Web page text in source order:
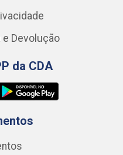
e Devolução
da CDA